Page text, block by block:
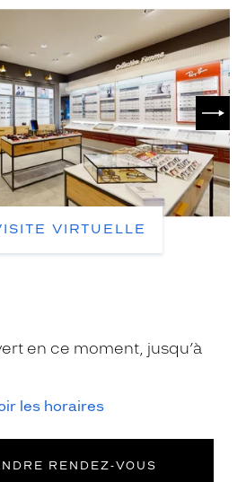
VIRTUELLE
en ce moment, jusqu’à
les horaires
RENDEZ‑VOUS